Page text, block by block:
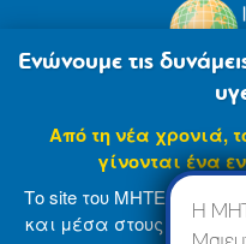
Η
Ενώνουμε τις
Από τη νέα χρονιά,
γίνονται ένα
Το site του ΜΗΤΕΡΑ
και μέσα στους